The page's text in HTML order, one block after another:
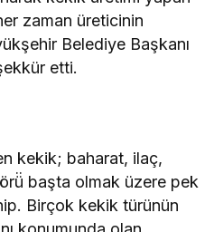
zaman üreticinin
Belediye Başkanı
etti.
kekik; baharat, ilaç,
başta olmak üzere pek
Birçok kekik türünün